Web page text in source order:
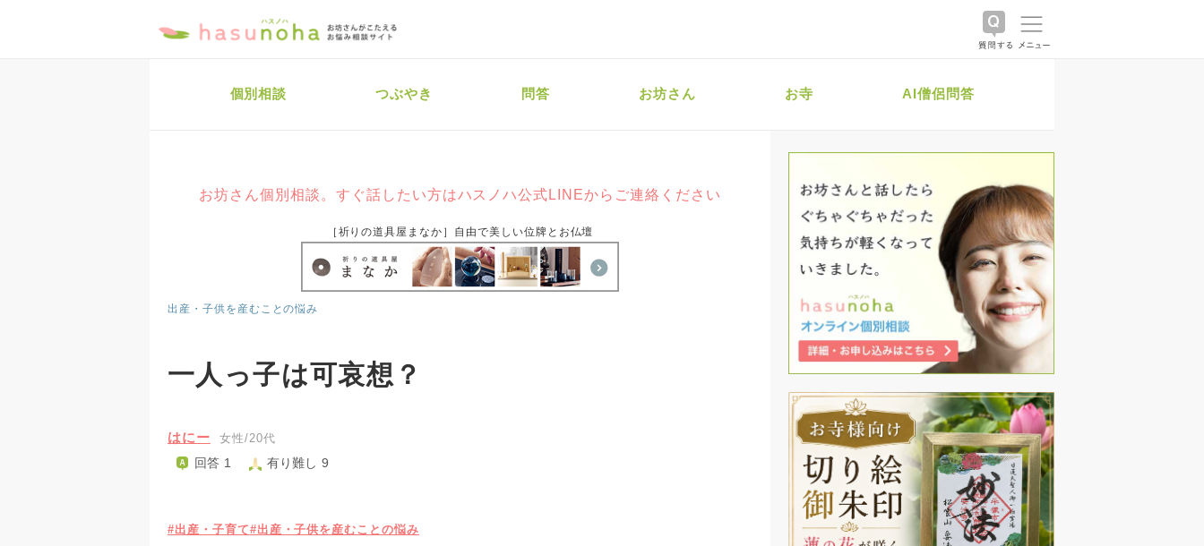
個別相談 つぶやき 問答 お坊さん お寺 AI僧侶問答
お坊さん個別相談。すぐ話したい方はハスノハ公式LINEからご連絡ください
［祈りの道具屋まなか］自由で美しい位牌とお仏壇
出産・子供を産むことの悩み
一人っ子は可哀想？
はにー 女性/20代
回答 1 有り難し 9
#出産・子育て#出産・子供を産むことの悩み